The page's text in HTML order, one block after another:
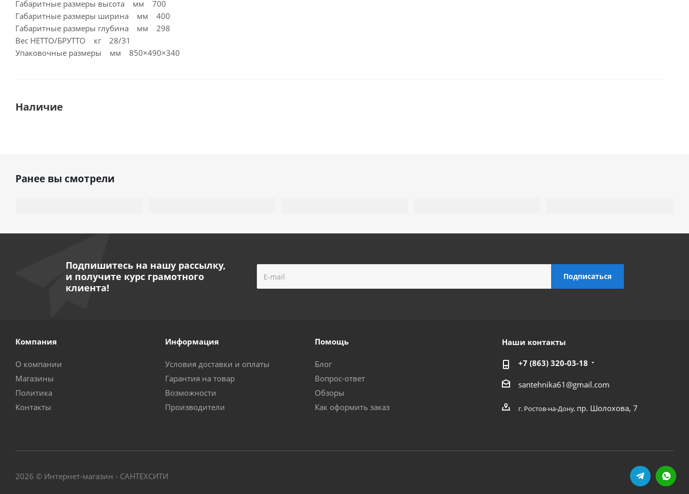
Габаритные размеры высота мм 700
Габаритные размеры ширина мм 400
Габаритные размеры глубина мм 298
Вес НЕТТО/БРУТТО кг 28/31
Упаковочные размеры мм 850×490×340
Наличие
Ранее вы смотрели
Подпишитесь на нашу рассылку,
и получите курс грамотного
клиента!
Компания
О компании
Магазины
Политика
Контакты
Информация
Условия доставки и оплаты
Гарантия на товар
Возможности
Производители
Помощь
Блог
Вопрос-ответ
Обзоры
Как оформить заказ
Наши контакты
+7 (863) 320-03-18
santehnika61@gmail.com
г. Ростов-на-Дону, пр. Шолохова, 7
2026 © Интернет-магазин - САНТЕХСИТИ